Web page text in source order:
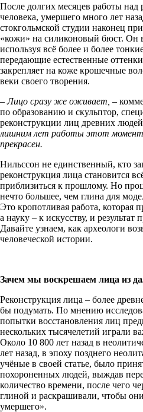
После долгих месяцев работы над
человека, умершего много лет
стокгольмской студии наконец
«кожи» на силиконовый бюст. Он
используя всё более и более
передающие естественные
закрепляет на коже крошечные
веки своего творения.
– Лицо сразу же оживает, –
по образованию и скульптор,
реконструкции лиц древних
лишним лет работы этот момент
прекрасен.
Нильссон не единственный, кто
реконструкция лица становится
приблизиться к прошлому. Но
нечто большее, чем глина для
Это кропотливая работа, которая
а науку – к искусству, и результат
Давайте узнаем, как археологи
человеческой истории.
Зачем мы воскрешаем лица из
Реконструкция лица – более
бы подумать. По мнению
попытки восстановления лиц
нескольких тысячелетий играли
Около 10 800 лет назад в
лет назад, в эпоху позднего
учёные в своей статье, было
похороненных людей, выждав
количество времени, после чего
глиной и раскрашивали, чтобы
умершего».